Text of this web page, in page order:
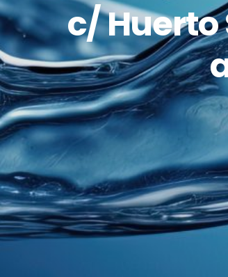
c/ Huerto